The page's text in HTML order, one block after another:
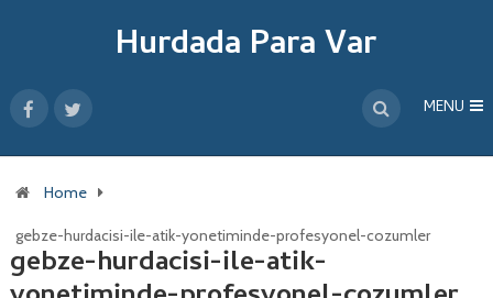
Hurdada Para Var
MENU
Home
gebze-hurdacisi-ile-atik-yonetiminde-profesyonel-cozumler
gebze-hurdacisi-ile-atik-